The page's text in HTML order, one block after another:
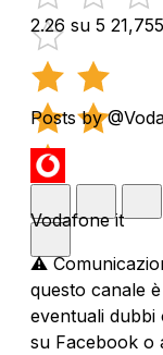
2.26 su 5
Posts by
Vodafone it
⚠️
questo canale
eventuali dubbi
su Facebook